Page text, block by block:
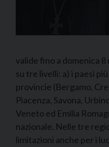
valide fino a domenica
su tre livelli: a) i paesi
provincie (Bergamo,
Piacenza, Savona,
Veneto ed Emilia
nazionale. Nelle tre
limitazioni anche per i